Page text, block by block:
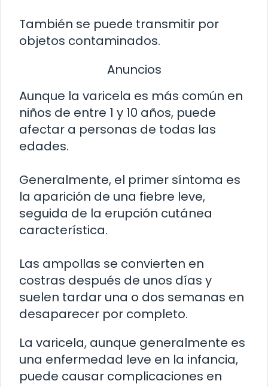
También se puede transmitir por
objetos contaminados.
Anuncios
Aunque la varicela es más común en
niños de entre 1 y 10 años, puede
afectar a personas de todas las
edades.
Generalmente, el primer síntoma es
la aparición de una fiebre leve,
seguida de la erupción cutánea
característica.
Las ampollas se convierten en
costras después de unos días y
suelen tardar una o dos semanas en
desaparecer por completo.
La varicela, aunque generalmente es
una enfermedad leve en la infancia,
puede causar complicaciones en